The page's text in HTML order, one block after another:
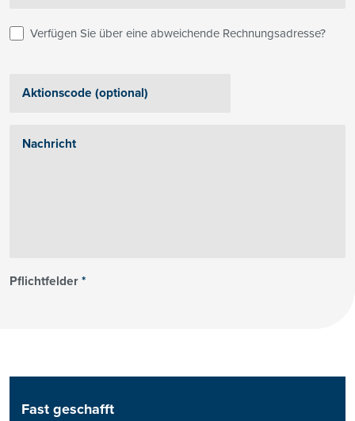
Verfügen Sie über eine abweichende Rechnungsadresse?
Pflichtfelder*
Fast geschafft